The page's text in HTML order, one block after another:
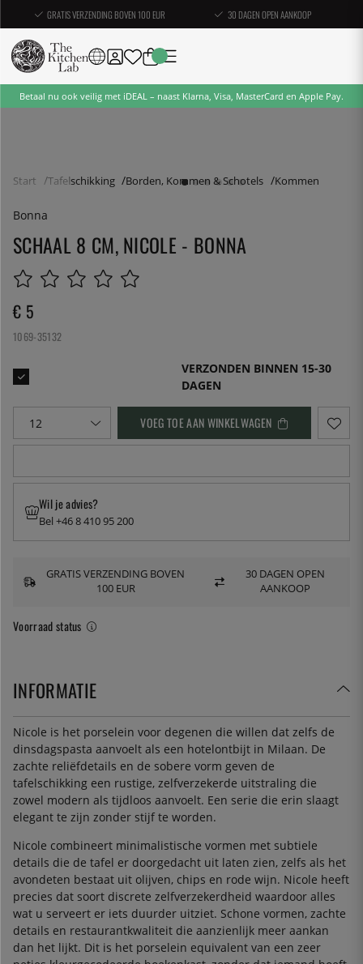
GRATIS VERZENDING BOVEN 100 EUR 30 DAGEN OPEN AANKOOP
Betaal nu ook veilig met iDEAL – naast Klarna, Visa, MasterCard en Apple Pay.
Start Tafelschikking Borden, Kommen & Schotels Kommen
Bonna
SCHAAL 8 CM, NICOLE - BONNA
€ 5
1069-35132
VERZONDEN BINNEN 15-30
DAGEN
VOEG TOE AAN WINKELWAGEN
Voorraad status
Wil je advies?
Bel +46 8 410 95 200
GRATIS VERZENDING BOVEN
100 EUR
30 DAGEN OPEN
AANKOOP
INFORMATIE
Nicole is het porselein voor degenen die willen dat zelfs de
dinsdagspasta aanvoelt als een hotelontbijt in Milaan. De
zachte reliëfdetails en de sobere vorm geven de
tafelschikking een rustige, zelfverzekerde uitstraling die
zowel modern als tijdloos aanvoelt. Een serie die erin slaagt
elegant te zijn zonder stijf te worden.
Nicole combineert minimalistische vormen met subtiele
details die de tafel er doorgedacht uit laten zien, zelfs als het
avondeten bestaat uit olijven, chips en rode wijn. Nicole heeft
precies dat soort discrete zelfverzekerdheid waardoor alles
wat u serveert er iets duurder uitziet. Schone vormen, zachte
details en restaurantkwaliteit die aanzienlijk meer aankan
dan het lijkt. Dit is het porselein equivalent van een zeer